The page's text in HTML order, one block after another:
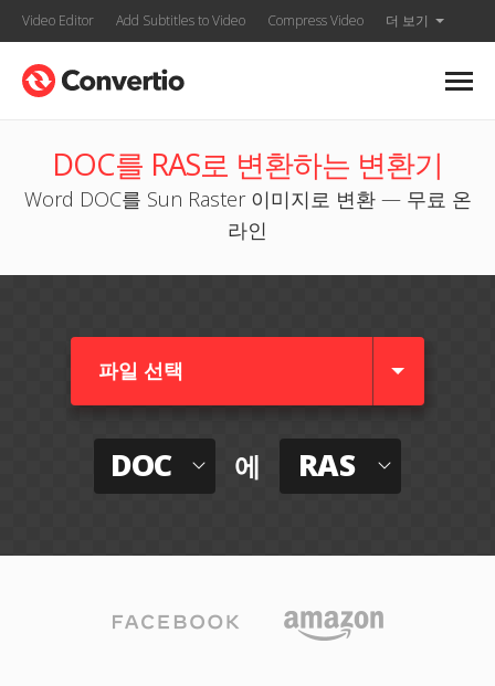
Video Editor Add Subtitles to Video Compress Video 더 보기
DOC를 RAS로 변환하는 변환기
Word DOC를 Sun Raster 이미지로 변환 — 무료 온
라인
파일 선택
DOC 에 RAS